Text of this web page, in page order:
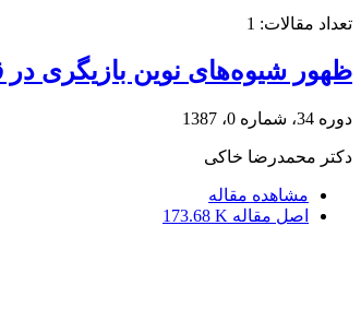
تعداد مقالات: 1
ظهور شیوه‌های نوین بازیگری
دوره 34، شماره 0، 1387
دکتر محمدرضا خاکی
مشاهده مقاله
اصل مقاله 173.68 K